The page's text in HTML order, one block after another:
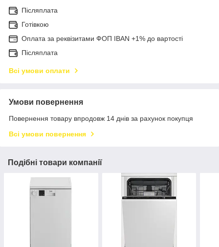
Післяплата
Готівкою
Оплата за реквізитами ФОП IBAN +1% до вартості
Післяплата
Всі умови оплати
Умови повернення
Повернення товару впродовж 14 днів за рахунок покупця
Всі умови повернення
Подібні товари компанії